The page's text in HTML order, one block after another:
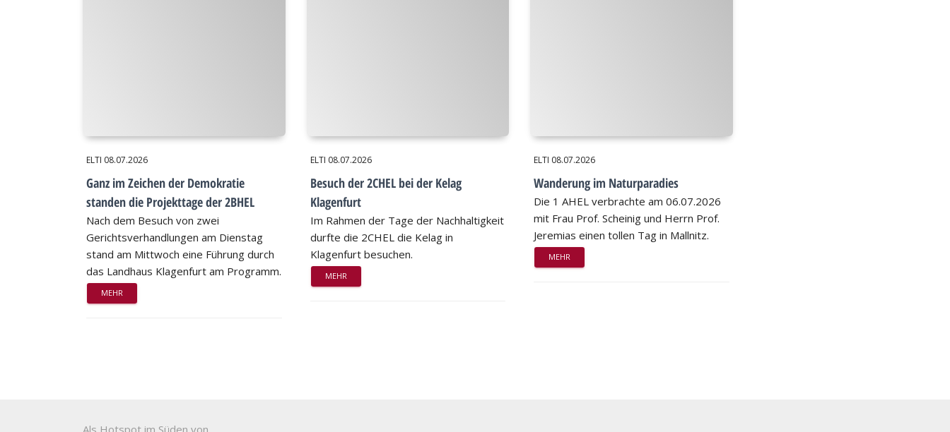
ELTI 08.07.2026
Ganz im Zeichen der Demokratie
standen die Projekttage der 2BHEL
Nach dem Besuch von zwei
Gerichtsverhandlungen am Dienstag
stand am Mittwoch eine Führung durch
das Landhaus Klagenfurt am Programm.
MEHR
ELTI 08.07.2026
Besuch der 2CHEL bei der Kelag
Klagenfurt
Im Rahmen der Tage der Nachhaltigkeit
durfte die 2CHEL die Kelag in
Klagenfurt besuchen.
MEHR
ELTI 08.07.2026
Wanderung im Naturparadies
Die 1 AHEL verbrachte am 06.07.2026
mit Frau Prof. Scheinig und Herrn Prof.
Jeremias einen tollen Tag in Mallnitz.
MEHR
Als Hotspot im Süden von